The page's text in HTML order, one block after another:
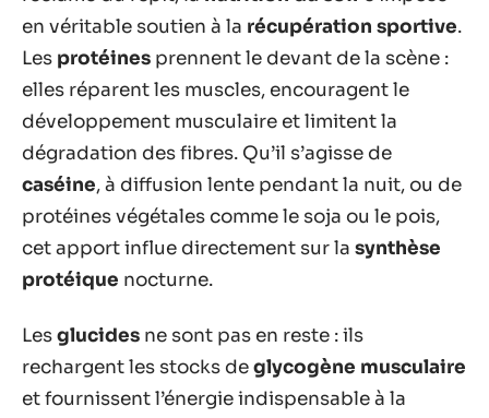
en véritable soutien à la récupération sportive.
Les protéines prennent le devant de la scène :
elles réparent les muscles, encouragent le
développement musculaire et limitent la
dégradation des fibres. Qu’il s’agisse de
caséine, à diffusion lente pendant la nuit, ou de
protéines végétales comme le soja ou le pois,
cet apport influe directement sur la synthèse
protéique nocturne.
Lesglucides ne sont pas en reste : ils
rechargent les stocks deglycogène musculaire
et fournissent l’énergie indispensable à la